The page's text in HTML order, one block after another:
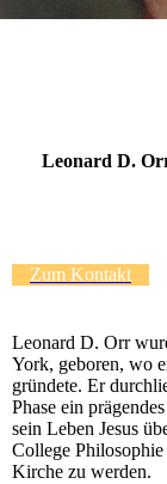
Leonard D.
Zum Kontakt
Leonard D. Orr
York, geboren, wo
gründete. Er
Phase ein
sein Leben Jesus
College
Kirche zu werden.